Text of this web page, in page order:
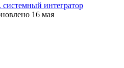
системный интегратор
16 мая